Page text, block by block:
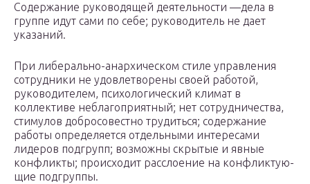
Содержание руководящей деятельности —дела в
группе идут сами по себе; руководитель не дает
указаний.
При либерально-анархическом стиле управления
сотрудники не удовлетворены своей работой,
руководителем, психологичес­кий климат в
коллективе неблагоприятный; нет сотрудничества,
стимулов добросовестно трудиться; содержание
работы определя­ется отдельными интересами
лидеров подгрупп; возможны скры­тые и явные
конфликты; происходит расслоение на конфликтую­
щие подгруппы.